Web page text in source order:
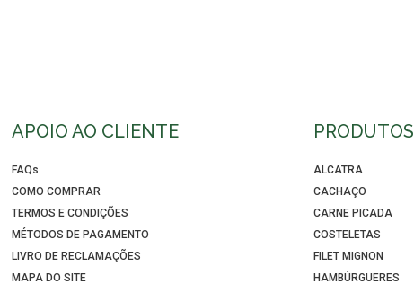
APOIO AO CLIENTE
FAQs
COMO COMPRAR
TERMOS E CONDIÇÕES
MÉTODOS DE PAGAMENTO
LIVRO DE RECLAMAÇÕES
MAPA DO SITE
PRODUTOS
ALCATRA
CACHAÇO
CARNE PICADA
COSTELETAS
FILET MIGNON
HAMBÚRGUERES